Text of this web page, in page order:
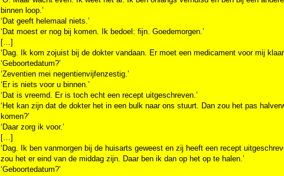
binnen loop.’
‘Dat geeft helemaal niets.’
‘Dat moest er nog bij komen. Ik bedoel: fijn. Goedemorgen.’
[…]
‘Dag. Ik kom zojuist bij de dokter vandaan. Er moet een medicament voor mij
‘Geboortedatum?’
‘Zeventien mei negentienvijfenzestig.’
‘Er is niets voor u binnen.’
‘Dat is vreemd. Er is toch echt een recept uitgeschreven.’
‘Het kan zijn dat de dokter het in een bulk naar ons stuurt. Dan zou het pas
komen?’
‘Daar zorg ik voor.’
[…]
‘Dag. Ik ben vanmorgen bij de huisarts geweest en zij heeft een recept
zou het er eind van de middag zijn. Daar ben ik dan op het op te halen.’
‘Geboortedatum?’